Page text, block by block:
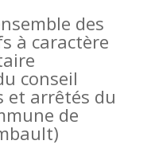
des
à caractère
conseil
et arrêtés du
de